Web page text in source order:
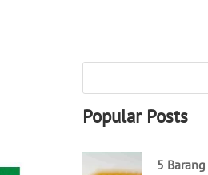
Popular Posts